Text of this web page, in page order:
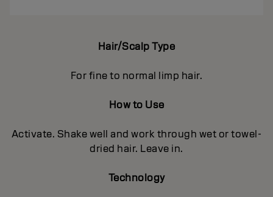
Hair/Scalp Type
For fine to normal limp hair.
How to Use
Activate. Shake well and work through wet or towel-
dried hair. Leave in.
Technology